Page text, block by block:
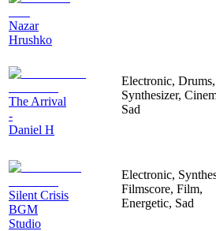
Nazar
Hrushko
The Arrival
-
Daniel H
Electronic, Drums,
Synthesizer,
Sad
Silent Crisis
BGM
Studio
Electronic,
Filmscore, Film,
Energetic, Sad